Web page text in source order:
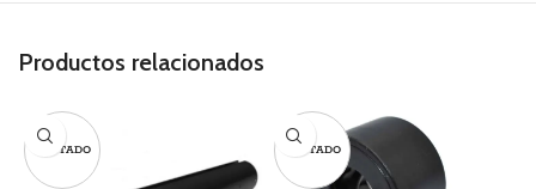
Productos relacionados
AGOTADO AGOTADO